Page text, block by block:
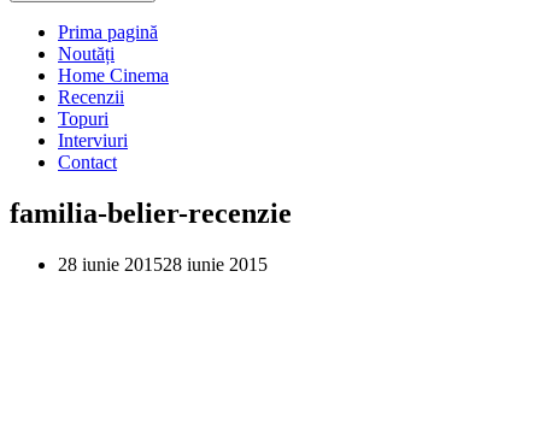
Prima pagină
Noutăți
Home Cinema
Recenzii
Topuri
Interviuri
Contact
familia-belier-recenzie
28 iunie 201528 iunie 2015